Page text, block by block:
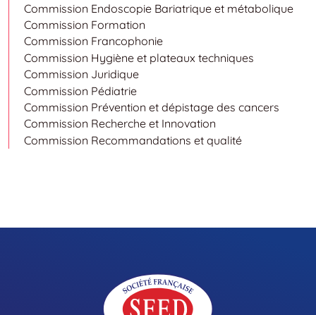
Commission Endoscopie Bariatrique et métabolique
Commission Formation
Commission Francophonie
Commission Hygiène et plateaux techniques
Commission Juridique
Commission Pédiatrie
Commission Prévention et dépistage des cancers
Commission Recherche et Innovation
Commission Recommandations et qualité